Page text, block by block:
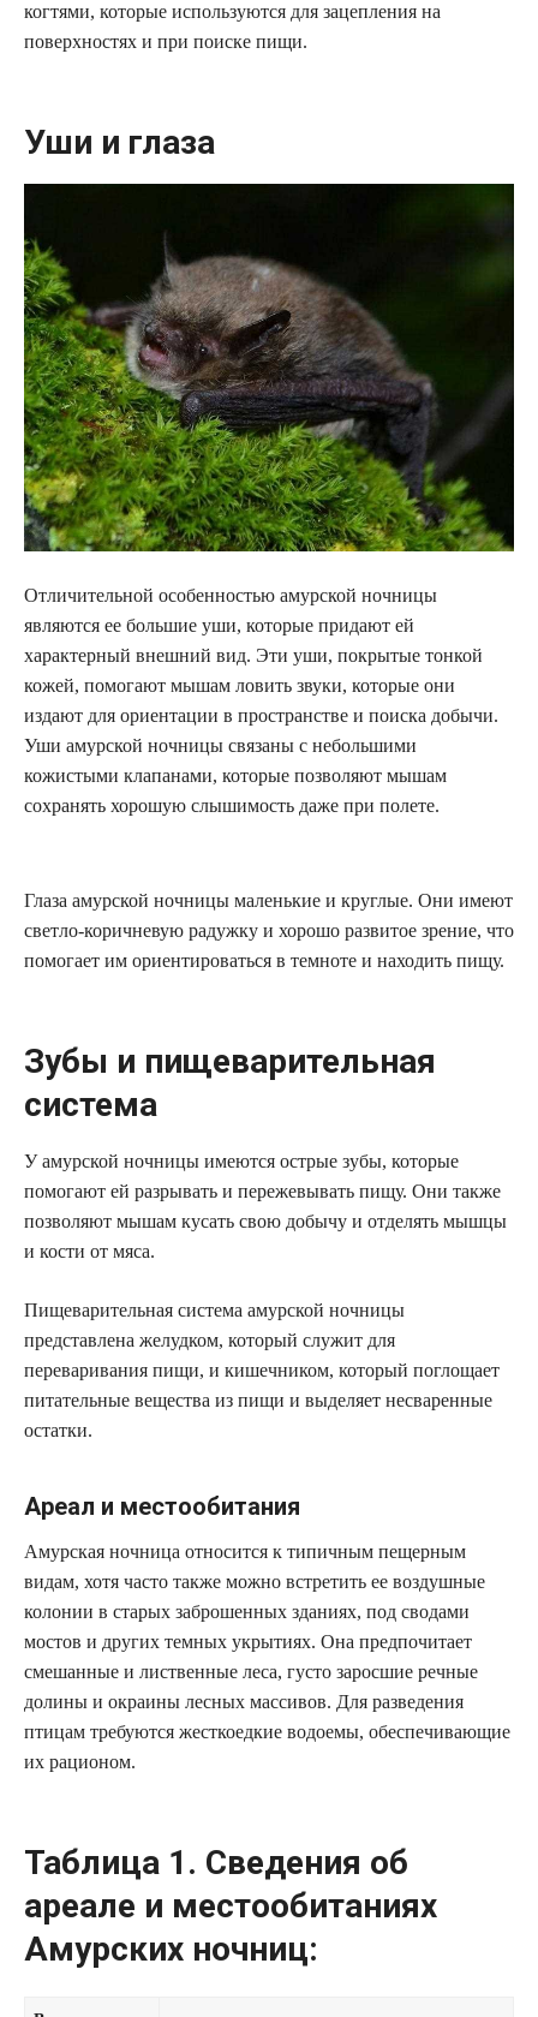
когтями, которые используются для зацепления на
поверхностях и при поиске пищи.
Уши и глаза
Отличительной особенностью амурской ночницы
являются ее большие уши, которые придают ей
характерный внешний вид. Эти уши, покрытые тонкой
кожей, помогают мышам ловить звуки, которые они
издают для ориентации в пространстве и поиска добычи.
Уши амурской ночницы связаны с небольшими
кожистыми клапанами, которые позволяют мышам
сохранять хорошую слышимость даже при полете.
Глаза амурской ночницы маленькие и круглые. Они имеют
светло-коричневую радужку и хорошо развитое зрение, что
помогает им ориентироваться в темноте и находить пищу.
Зубы и пищеварительная
система
У амурской ночницы имеются острые зубы, которые
помогают ей разрывать и пережевывать пищу. Они также
позволяют мышам кусать свою добычу и отделять мышцы
и кости от мяса.
Пищеварительная система амурской ночницы
представлена желудком, который служит для
переваривания пищи, и кишечником, который поглощает
питательные вещества из пищи и выделяет несваренные
остатки.
Ареал и местообитания
Амурская ночница относится к типичным пещерным
видам, хотя часто также можно встретить ее воздушные
колонии в старых заброшенных зданиях, под сводами
мостов и других темных укрытиях. Она предпочитает
смешанные и лиственные леса, густо заросшие речные
долины и окраины лесных массивов. Для разведения
птицам требуются жесткоедкие водоемы, обеспечивающие
их рационом.
Таблица 1. Сведения об
ареале и местообитаниях
Амурских ночниц: